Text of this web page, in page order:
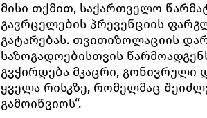
მისი თქმით, საქართველო
გავრცელების პრევენციის
გატარებას. თვითიზოლაციის
საზოგადოებისთვის
გვჭირდება მკაცრი, გონივრული
ყველა რისკზე, რომელმაც
გამოიწვიოს“.